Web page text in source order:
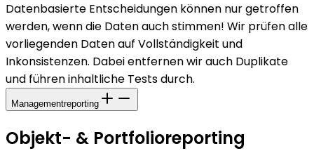
Datenbasierte Entscheidungen können nur getroffen
werden, wenn die Daten auch stimmen! Wir prüfen alle
vorliegenden Daten auf Vollständigkeit und
Inkonsistenzen. Dabei entfernen wir auch Duplikate
und führen inhaltliche Tests durch.
Managementreporting
Objekt- & Portfolio­reporting